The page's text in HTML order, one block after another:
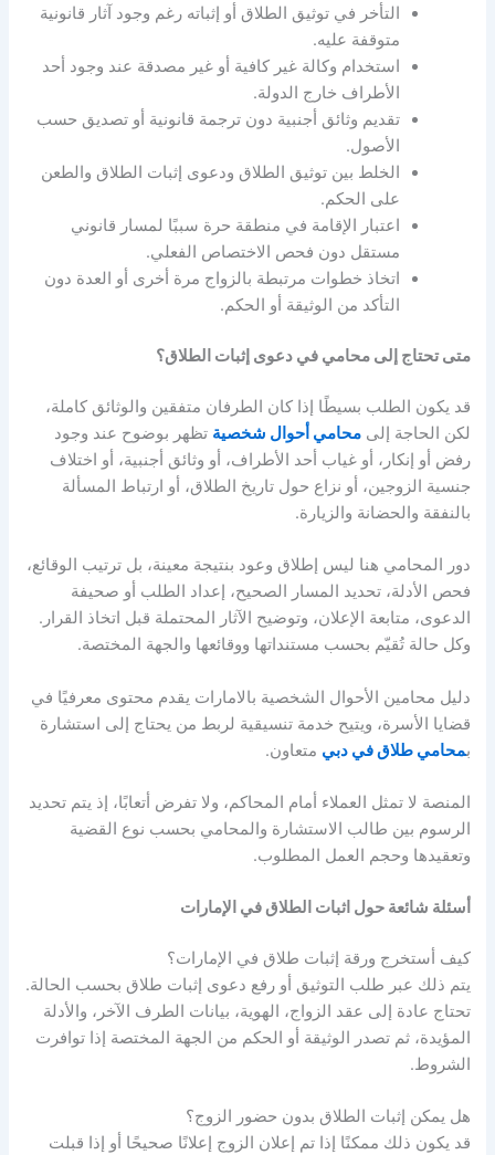
التأخر في توثيق الطلاق أو إثباته رغم وجود آثار قانونية
متوقفة عليه.
استخدام وكالة غير كافية أو غير مصدقة عند وجود أحد
الأطراف خارج الدولة.
تقديم وثائق أجنبية دون ترجمة قانونية أو تصديق حسب
الأصول.
الخلط بين توثيق الطلاق ودعوى إثبات الطلاق والطعن
على الحكم.
اعتبار الإقامة في منطقة حرة سببًا لمسار قانوني
مستقل دون فحص الاختصاص الفعلي.
اتخاذ خطوات مرتبطة بالزواج مرة أخرى أو العدة دون
التأكد من الوثيقة أو الحكم.
متى تحتاج إلى محامي في دعوى إثبات الطلاق؟
قد يكون الطلب بسيطًا إذا كان الطرفان متفقين والوثائق كاملة،
لكن الحاجة إلىمحامي أحوال شخصية تظهر بوضوح عند وجود
رفض أو إنكار، أو غياب أحد الأطراف، أو وثائق أجنبية، أو اختلاف
جنسية الزوجين، أو نزاع حول تاريخ الطلاق، أو ارتباط المسألة
بالنفقة والحضانة والزيارة.
دور المحامي هنا ليس إطلاق وعود بنتيجة معينة، بل ترتيب الوقائع،
فحص الأدلة، تحديد المسار الصحيح، إعداد الطلب أو صحيفة
الدعوى، متابعة الإعلان، وتوضيح الآثار المحتملة قبل اتخاذ القرار .
وكل حالة تُقيّم بحسب مستنداتها ووقائعها والجهة المختصة.
دليل محامين الأحوال الشخصية بالامارات يقدم محتوى معرفيًا في
قضايا الأسرة، ويتيح خدمة تنسيقية لربط من يحتاج إلى استشارة
بمحامي طلاق في دبي متعاون.
المنصة لا تمثل العملاء أمام المحاكم، ولا تفرض أتعابًا، إذ يتم تحديد
الرسوم بين طالب الاستشارة والمحامي بحسب نوع القضية
وتعقيدها وحجم العمل المطلوب.
أسئلة شائعة حول اثبات الطلاق في الإمارات
كيف أستخرج ورقة إثبات طلاق في الإمارات؟
يتم ذلك عبر طلب التوثيق أو رفع دعوى إثبات طلاق بحسب الحالة.
تحتاج عادة إلى عقد الزواج، الهوية، بيانات الطرف الآخر، والأدلة
المؤيدة، ثم تصدر الوثيقة أو الحكم من الجهة المختصة إذا توافرت
الشروط.
هل يمكن إثبات الطلاق بدون حضور الزوج؟
قد يكون ذلك ممكنًا إذا تم إعلان الزوج إعلانًا صحيحًا أو إذا قبلت